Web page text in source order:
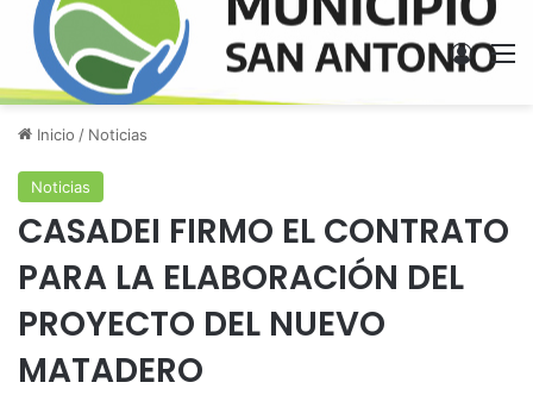
Inicio / Noticias
Noticias
CASADEI FIRMO EL CONTRATO
PARA LA ELABORACIÓN DEL
PROYECTO DEL NUEVO
MATADERO